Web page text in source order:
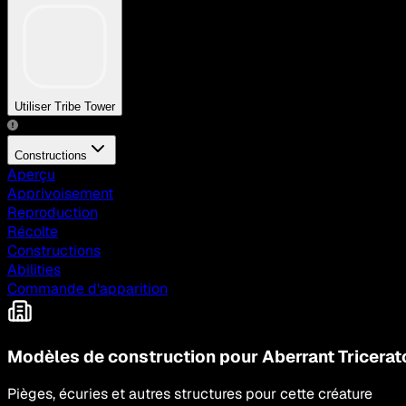
Utiliser Tribe Tower
Constructions
Aperçu
Apprivoisement
Reproduction
Récolte
Constructions
Abilities
Commande d'apparition
Modèles de construction pour Aberrant
Pièges, écuries et autres structures pour cette créature